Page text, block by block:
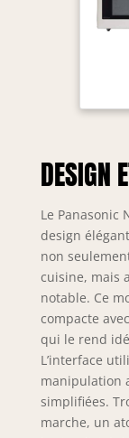
DESIGN
Le Panasonic
design
non
cuisine, mais
notable. Ce
compacte
qui le rend
L’interface
manipulation
simplifiées.
marche, un